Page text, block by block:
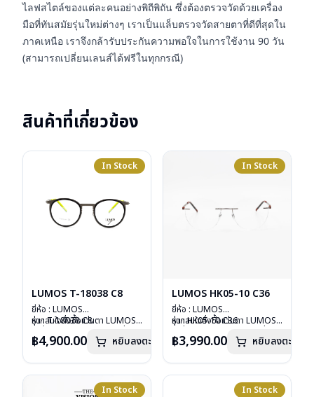
ไลฟสไตล์ของแต่ละคนอย่างพิถีพิถัน ซึ่งต้องตรวจวัดด้วยเครื่อง
มือที่ทันสมัยรุ่นใหม่ต่างๆ เราเป็นแล็บตรวจวัดสายตาที่ดีที่สุดใน
ภาคเหนือ เราจึงกล้ารับประกันความพอใจในการใช้งาน 90 วัน
(สามารถเปลี่ยนเลนส์ได้ฟรีในทุกกรณี)
สินค้าที่เกี่ยวข้อง
In Stock
LUMOS T-18038 C8
ยี่ห้อ : LUMOS
รุ่น : T-18038 C8
เลนส์ : Demo Lens
น้ำหนัก : 14 กรัม
อุปกรณ์ : กล่องแว่น , ผ้าเช็ดแว่น
การรับประกัน : 2 ปี
หากสนใจสั่งชื้อแว่นตา LUMOS
ลงไว้กรุณาติดต่อเราคลิก
฿4,900.00 หยิบลงตะกร้า
In Stock
LUMOS HK05-10 C36
ยี่ห้อ : LUMOS
รุ่น : HK05-10 C36
เลนส์ : Demo Lens
น้ำหนัก : 16 กรัม
อุปกรณ์ : กล่องแว่น , ผ้าเช็ดแว่น
หากสนใจสั่งชื้อแว่นตา LUMOS
ลงไว้กรุณาติดต่อเราคลิก
฿3,990.00 หยิบลงตะกร้า
In Stock In Stock